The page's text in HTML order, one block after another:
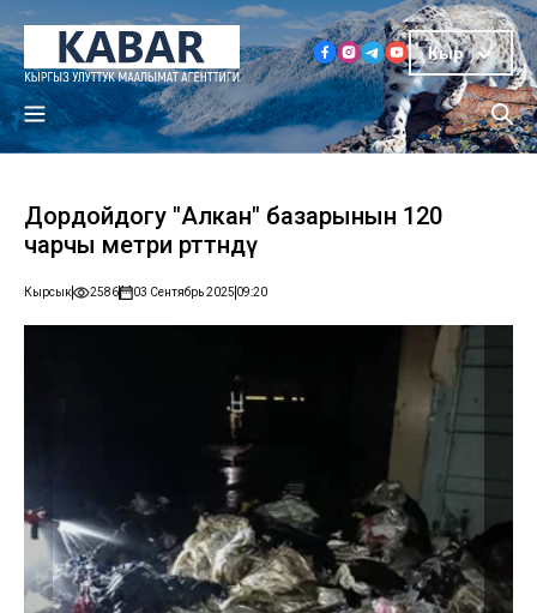
Кыр
Дордойдогу "Алкан" базарынын 120
чарчы метри өрттөндү
Кырсык 2586 03 Сентябрь 2025 09:20